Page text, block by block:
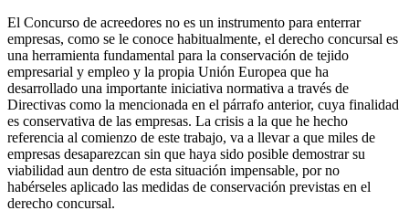
El Concurso de acreedores no es un instrumento para enterrar
empresas, como se le conoce habitualmente, el derecho concursal es
una herramienta fundamental para la conservación de tejido
empresarial y empleo y la propia Unión Europea que ha
desarrollado una importante iniciativa normativa a través de
Directivas como la mencionada en el párrafo anterior, cuya finalidad
es conservativa de las empresas. La crisis a la que he hecho
referencia al comienzo de este trabajo, va a llevar a que miles de
empresas desaparezcan sin que haya sido posible demostrar su
viabilidad aun dentro de esta situación impensable, por no
habérseles aplicado las medidas de conservación previstas en el
derecho concursal.